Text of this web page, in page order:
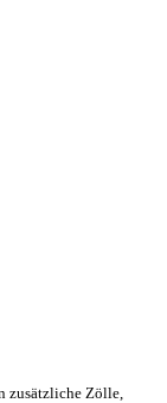
zusätzliche Zölle,